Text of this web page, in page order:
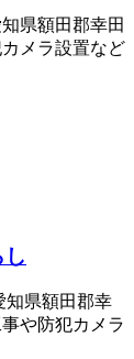
県額田郡幸田
メラ設置など
知県額田郡幸
や防犯カメラ